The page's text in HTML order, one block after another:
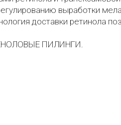
выработки
доставки ретинола
ПИЛИНГИ.